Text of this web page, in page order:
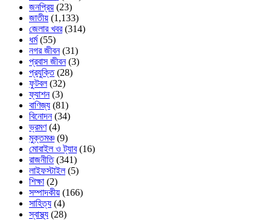
জনপ্রিয় (23)
জাতীয় (1,133)
জেলার খবর(314)
ধর্ম(55)
নগর জীবন(31)
প্রবাস জীবন(3)
প্রযুক্তি(28)
ফুটবল(32)
ফ্যাশন(3)
বাণিজ্য (81)
বিনোদন(34)
ভ্রমণ(4)
মুক্তমঞ্চ (9)
মোবাইল ও ট্যাব(16)
রাজনীতি(341)
লাইফস্টাইল(5)
শিক্ষা (2)
সম্পাদকীয় (166)
সাহিত্য (4)
স্বাস্থ্য (28)